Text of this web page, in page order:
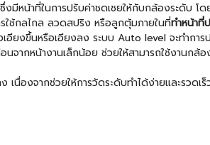
หน้าที่ในการปรับค่าชดเชยให้กับกล้องระดับ โด
ใช้กลไกล ลวดสปริง หรือลูกตุ้มภายในที่ทำหน้าที่
ยงขึ้นหรือเอียงลง ระบบ Auto level จะทำก
ากหน้างานเล็กน้อย ช่วยให้สามารถใช้งานกล้
นื่องจากช่วยให้การวัดระดับทำได้ง่ายและรวด